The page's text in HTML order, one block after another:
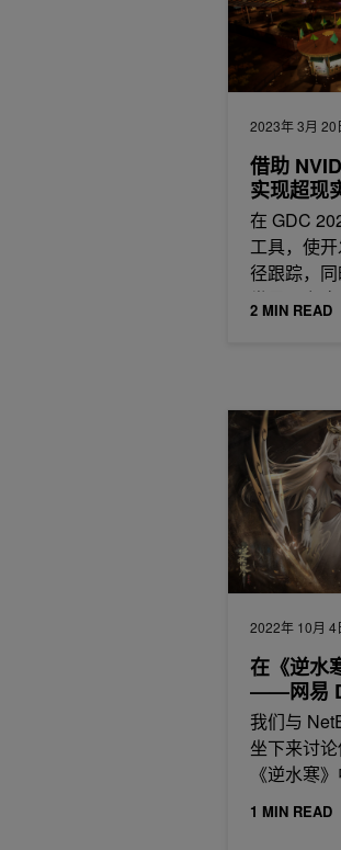
2023年 3月 20
借助
实现超现
在 GDC
工具，使
径跟踪，
世界。 视频
2 MIN READ
2022年 10月 4
在《逆水
——网易
我们与
坐下来讨
《逆水寒
1 MIN READ
在《逆水寒》